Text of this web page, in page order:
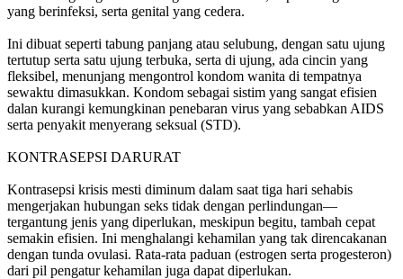
yang berinfeksi, serta genital yang cedera.
Ini dibuat seperti tabung panjang atau selubung, dengan satu ujung
tertutup serta satu ujung terbuka, serta di ujung, ada cincin yang
fleksibel, menunjang mengontrol kondom wanita di tempatnya
sewaktu dimasukkan. Kondom sebagai sistim yang sangat efisien
dalan kurangi kemungkinan penebaran virus yang sebabkan AIDS
serta penyakit menyerang seksual (STD).
KONTRASEPSI DARURAT
Kontrasepsi krisis mesti diminum dalam saat tiga hari sehabis
mengerjakan hubungan seks tidak dengan perlindungan—
tergantung jenis yang diperlukan, meskipun begitu, tambah cepat
semakin efisien. Ini menghalangi kehamilan yang tak direncakanan
dengan tunda ovulasi. Rata-rata paduan (estrogen serta progesteron)
dari pil pengatur kehamilan juga dapat diperlukan.